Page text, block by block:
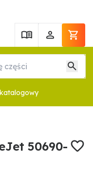
50690-